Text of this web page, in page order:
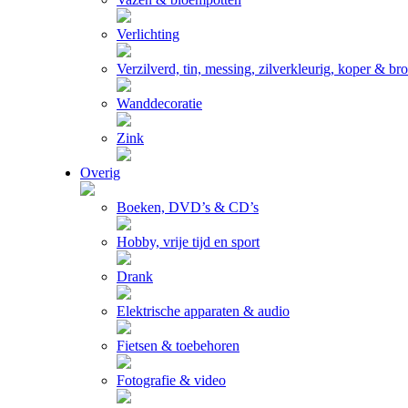
Verlichting
Verzilverd, tin, messing, zilverkleurig, koper &
Wanddecoratie
Zink
Overig
Boeken, DVD’s & CD’s
Hobby, vrije tijd en sport
Drank
Elektrische apparaten & audio
Fietsen & toebehoren
Fotografie & video